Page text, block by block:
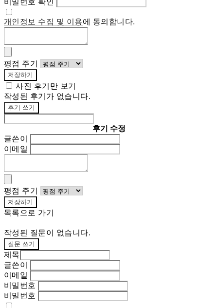
비밀번호 확인
개인정보 수집 및 이용에 동의합니다.
평점 주기
저장하기
사진 후기만 보기
작성된 후기가 없습니다.
후기 쓰기
후기 수정
글쓴이
이메일
평점 주기
저장하기
목록으로 가기
작성된 질문이 없습니다.
질문 쓰기
제목
글쓴이
이메일
비밀번호
비밀번호